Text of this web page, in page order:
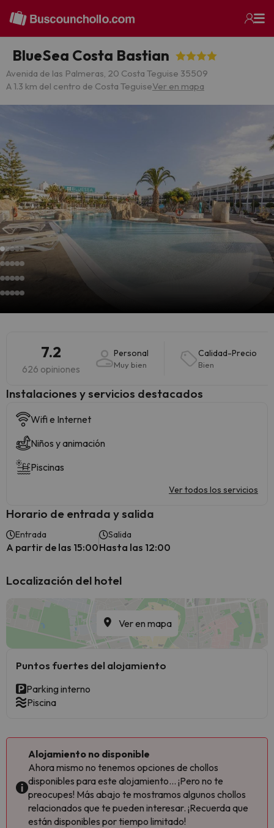
BlueSea Costa Bastian
Avenida de las Palmeras, 20 Costa Teguise 35509
A 1.3 km del centro de Costa TeguiseVer en mapa
7.2
626 opiniones
Personal
Muy bien
Calidad-Precio
Bien
Instalaciones y servicios destacados
Wifi e Internet
Niños y animación
Piscinas
Ver todos los servicios
Horario de entrada y salida
Entrada
A partir de las 15:00
Salida
Hasta las 12:00
Localización del hotel
Ver en mapa
Puntos fuertes del alojamiento
Parking interno
Piscina
Alojamiento no disponible
Ahora mismo no tenemos opciones de chollos
disponibles para este alojamiento... ¡Pero no te
preocupes! Más abajo te mostramos algunos chollos
relacionados que te pueden interesar. ¡Recuerda que
están disponibles por tiempo limitado!